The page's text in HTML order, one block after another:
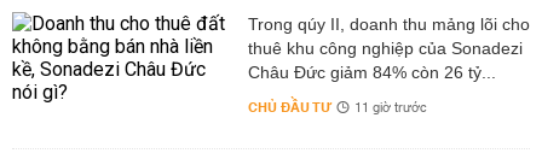
Trong qúy II, doanh thu mảng lõi cho
thuê khu công nghiệp của Sonadezi
Châu Đức giảm 84% còn 26 tỷ...
CHỦ ĐẦU TƯ 11 giờ trước